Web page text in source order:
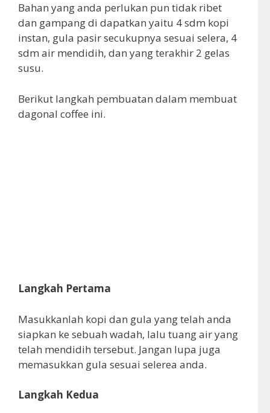
Bahan yang anda perlukan pun tidak ribet
dan gampang di dapatkan yaitu 4 sdm kopi
instan, gula pasir secukupnya sesuai selera, 4
sdm air mendidih, dan yang terakhir 2 gelas
susu.
Berikut langkah pembuatan dalam membuat
dagonal coffee ini.
Langkah Pertama
Masukkanlah kopi dan gula yang telah anda
siapkan ke sebuah wadah, lalu tuang air yang
telah mendidih tersebut. Jangan lupa juga
memasukkan gula sesuai selerea anda.
Langkah Kedua